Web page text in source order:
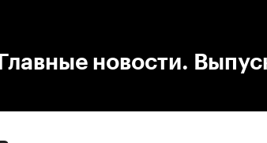
Главные новости.